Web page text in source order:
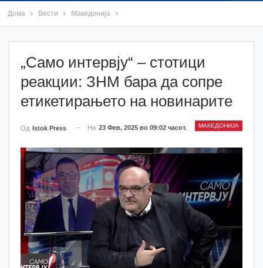
Дома Вести Македонија
„Само интервју“ – стотици
реакции: ЗНМ бара да сопре
етикетирањето на новинарите
МАКЕДОНИЈА
Од Istok Press На 23 Фев, 2025 во 09:02 часот.